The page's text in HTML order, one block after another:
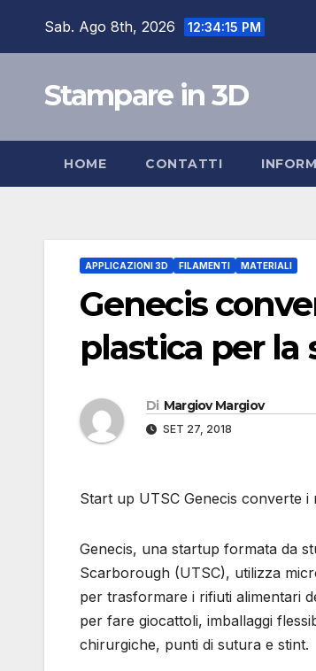
Sab. Ago 8th, 2026 12:34:16 PM
Stampare in 3D
HOME CONTATTI
APPLICAZIONI 3D FILAMENTI MATERIALI
Genecis
plastica per la
Di Margiov Margiov
SET 27, 2018
Start up UTSC Genecis converte
Genecis, una startup formata da
Scarborough (UTSC), utilizza
per trasformare i rifiuti alimentari
per fare giocattoli, imballaggi
chirurgiche, punti di sutura e stint.